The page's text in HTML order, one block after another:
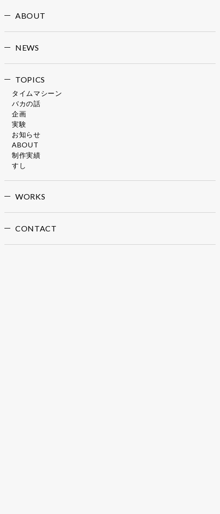
ABOUT
NEWS
TOPICS
タイムマシーン
バカの話
企画
実験
お知らせ
ABOUT
制作実績
すし
WORKS
CONTACT